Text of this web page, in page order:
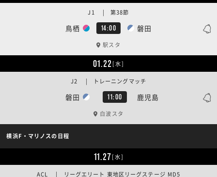
鳥栖 14:00 磐田
J1 | 第38節
駅スタ
01.22[水]
磐田 11:00 鹿児島
J2 | トレーニングマッチ
白波スタ
横浜F・マリノスの日程
11.27[水]
ACL | リーグエリート 東地区リーグステージ MD5